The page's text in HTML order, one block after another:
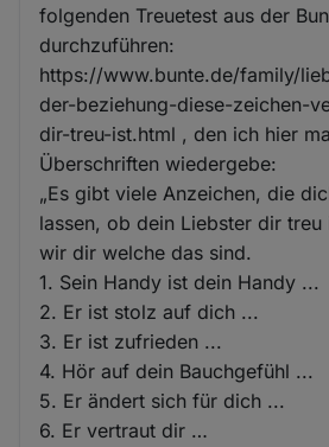
folgenden Treuetest aus der
durchzuführen:
https://www.bunte.de/family/
der-beziehung-diese-zeichen-
dir-treu-ist.html , den ich hier
Überschriften wiedergebe:
„Es gibt viele Anzeichen, die
lassen, ob dein Liebster dir
wir dir welche das sind.
1. Sein Handy ist dein Handy ...
2. Er ist stolz auf dich ...
3. Er ist zufrieden ...
4. Hör auf dein Bauchgefühl ...
5. Er ändert sich für dich ...
6. Er vertraut dir …